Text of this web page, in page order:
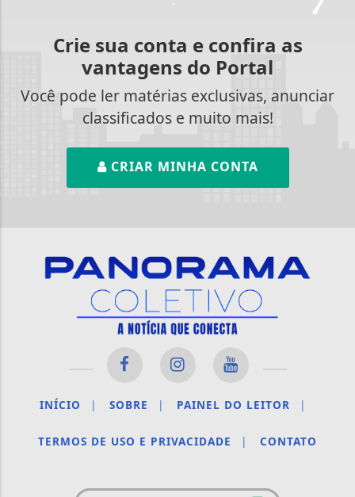
Crie sua conta e confira as
vantagens do Portal
Você pode ler matérias exclusivas, anunciar
classificados e muito mais!
CRIAR MINHA CONTA
INÍCIO | SOBRE | PAINEL DO LEITOR |
TERMOS DE USO E PRIVACIDADE | CONTATO